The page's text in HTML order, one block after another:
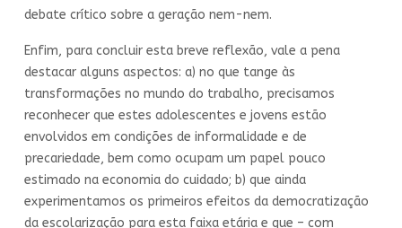
debate crítico sobre a geração nem-nem.
Enfim, para concluir esta breve reflexão, vale a pena
destacar alguns aspectos: a) no que tange às
transformações no mundo do trabalho, precisamos
reconhecer que estes adolescentes e jovens estão
envolvidos em condições de informalidade e de
precariedade, bem como ocupam um papel pouco
estimado na economia do cuidado; b) que ainda
experimentamos os primeiros efeitos da democratização
da escolarização para esta faixa etária e que – com